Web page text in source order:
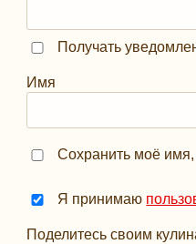
Получать
Имя
Сохранить моё
Я принимаю
Поделитесь своим